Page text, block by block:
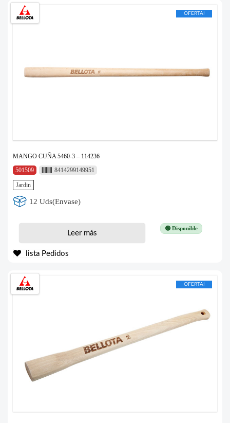
OFERTA!
MANGO CUÑA 5460-3 – 114236
501509
8414299149951
Jardin
12 Uds(Envase)
🟢 Disponible
Leer más
lista Pedidos
OFERTA!